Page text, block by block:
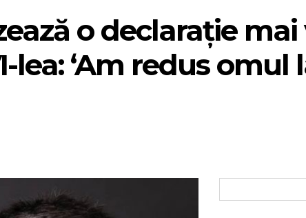
o declarație mai
‘Am redus omul